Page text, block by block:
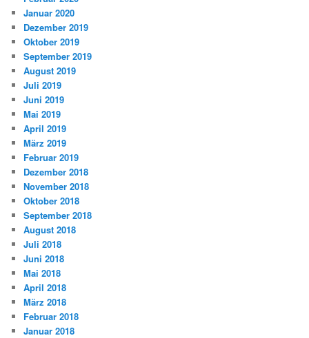
Januar 2020
Dezember 2019
Oktober 2019
September 2019
August 2019
Juli 2019
Juni 2019
Mai 2019
April 2019
März 2019
Februar 2019
Dezember 2018
November 2018
Oktober 2018
September 2018
August 2018
Juli 2018
Juni 2018
Mai 2018
April 2018
März 2018
Februar 2018
Januar 2018